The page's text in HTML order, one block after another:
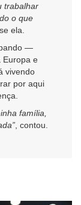
trabalhar
o que
ela.
—
Europa e
vivendo
por aqui
família,
, contou.